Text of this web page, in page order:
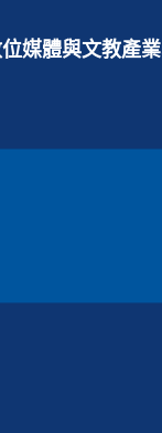
媒體與文教產